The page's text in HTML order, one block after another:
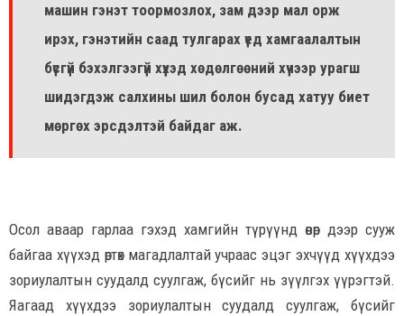
машин гэнэт тоормозлох, зам дээр мал орж
ирэх, гэнэтийн саад тулгарах үед хамгаалалтын
бүсгүй бэхэлгээгүй хүүхэд хөдөлгөөний хүчээр урагш
шидэгдэж салхины шил болон бусад хатуу биет
мөргөх эрсдэлтэй байдаг аж.
Осол аваар гарлаа гэхэд хамгийн түрүүнд өвөр дээр сууж
байгаа хүүхэд өртөх магадлалтай учраас эцэг эхчүүд хүүхдээ
зориулалтын суудалд суулгаж, бүсийг нь зүүлгэх үүрэгтэй.
Яагаад хүүхдээ зориулалтын суудалд суулгаж, бүсийг